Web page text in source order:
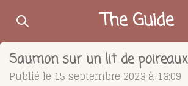
Passer
contenu
principal
The Guide
Saumon sur un lit de poireaux
Publié le 15 septembre 2023 à 13:09